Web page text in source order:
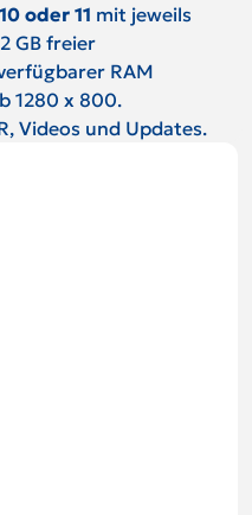
oder 11 mit jeweils
GB freier
RAM
1280 x 800.
Videos und Updates.